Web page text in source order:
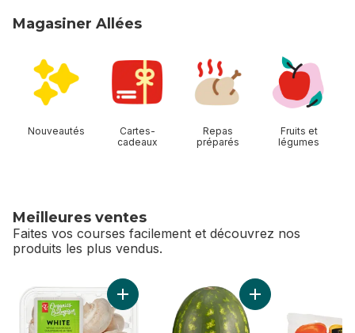
Magasiner Allées
Nouveautés
Cartes-
cadeaux
Repas
préparés
Fruits et
légumes
Meilleures ventes
Faites vos courses facilement et découvrez nos
produits les plus vendus.
sauter Meilleures ventes
Ajouter Champignons blancs biologiques au
Ajouter Melon